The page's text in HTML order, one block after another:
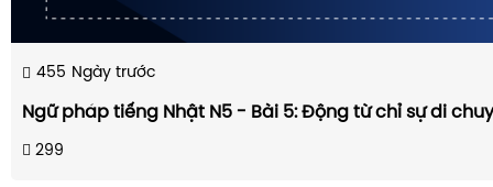
455 Ngày trước
Ngữ pháp tiếng Nhật N5 - Bài 5: Động từ chỉ sự di
299